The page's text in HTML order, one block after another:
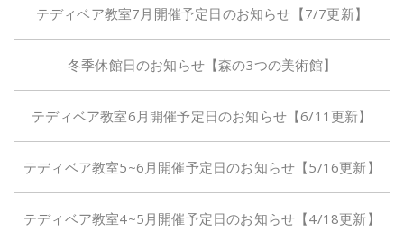
テディベア教室7月開催予定日のお知らせ【7/7更新】
冬季休館日のお知らせ【森の3つの美術館】
テディベア教室6月開催予定日のお知らせ【6/11更新】
テディベア教室5~6月開催予定日のお知らせ【5/16更新】
テディベア教室4~5月開催予定日のお知らせ【4/18更新】